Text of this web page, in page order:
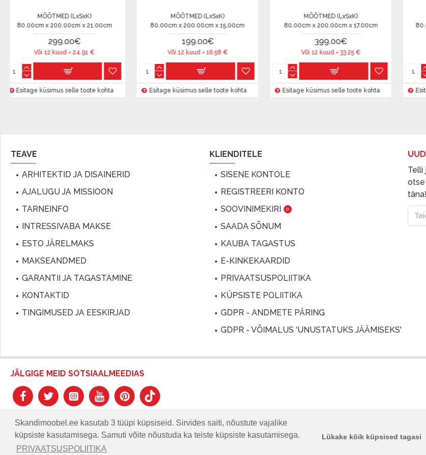
Skandimoobel.ee kasutab 3 tüüpi küpsiseid. Sirvides saiti, nõustute vajalike
küpsiste kasutamisega. Samuti võite nõustuda ka teiste küpsiste kasutamisega.
PRIVAATSUSPOLIITIKA
Lükake kõik küpsised tagasi
Lepingu tingimused:
Liisingulepingu võib allkirjastada ainult see isik, kes on märgitud krediidi saamise
lepingus.
Lisateave:
Enne krediidi vormistamist palun tutvugekauba tarnetingimustega, samuti
garantii ja tagastamise tingimustega.
MÕÕTMED (LxSxK)
x 200.00cm x 15.00cm
199.00€
Või 12 kuud =16.58€
küsimus selle toote kohta
MÕÕTMED (LxSxK)
80.00cm x 200.00cm x 17.00cm
399.00€
Või 12 kuud =33.25€
Esitage küsimus selle toote kohta
MÕÕTMED (LxSxK)
80.00cm x 200.00cm x 20.00cm
389.00€
Või 12 kuud =32.41€
Esitage küsimus selle toote kohta
80.00cm x
Või 12
Esitage
TEAVE
ARHITEKTID JA DISAINERID
AJALUGU JA MISSIOON
TARNEINFO
INTRESSIVABA MAKSE
ESTO JÄRELMAKS
MAKSEANDMED
GARANTII JA TAGASTAMINE
KONTAKTID
TINGIMUSED JA EESKIRJAD
KLIENDITELE
SISENE KONTOLE
REGISTREERI KONTO
SOOVINIMEKIRI
0
SAADA SÕNUM
KAUBA TAGASTUS
E-KINKEKAARDID
PRIVAATSUSPOLIITIKA
KÜPSISTE POLIITIKA
GDPR - ANDMETE PÄRING
GDPR - VÕIMALUS 'UNUSTATUKS JÄÄMISEKS'
Telli
otse
täna!
JÄLGIGE MEID SOTSIAALMEEDIAS
© SKANDIMÖÖBEL.EE | Skandinaavia disaini mööblisalong.